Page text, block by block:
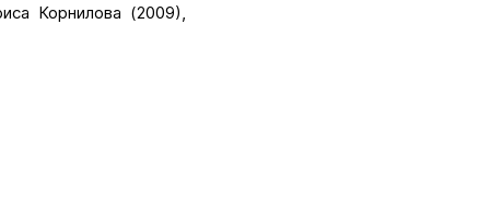
Корнилова (2009),